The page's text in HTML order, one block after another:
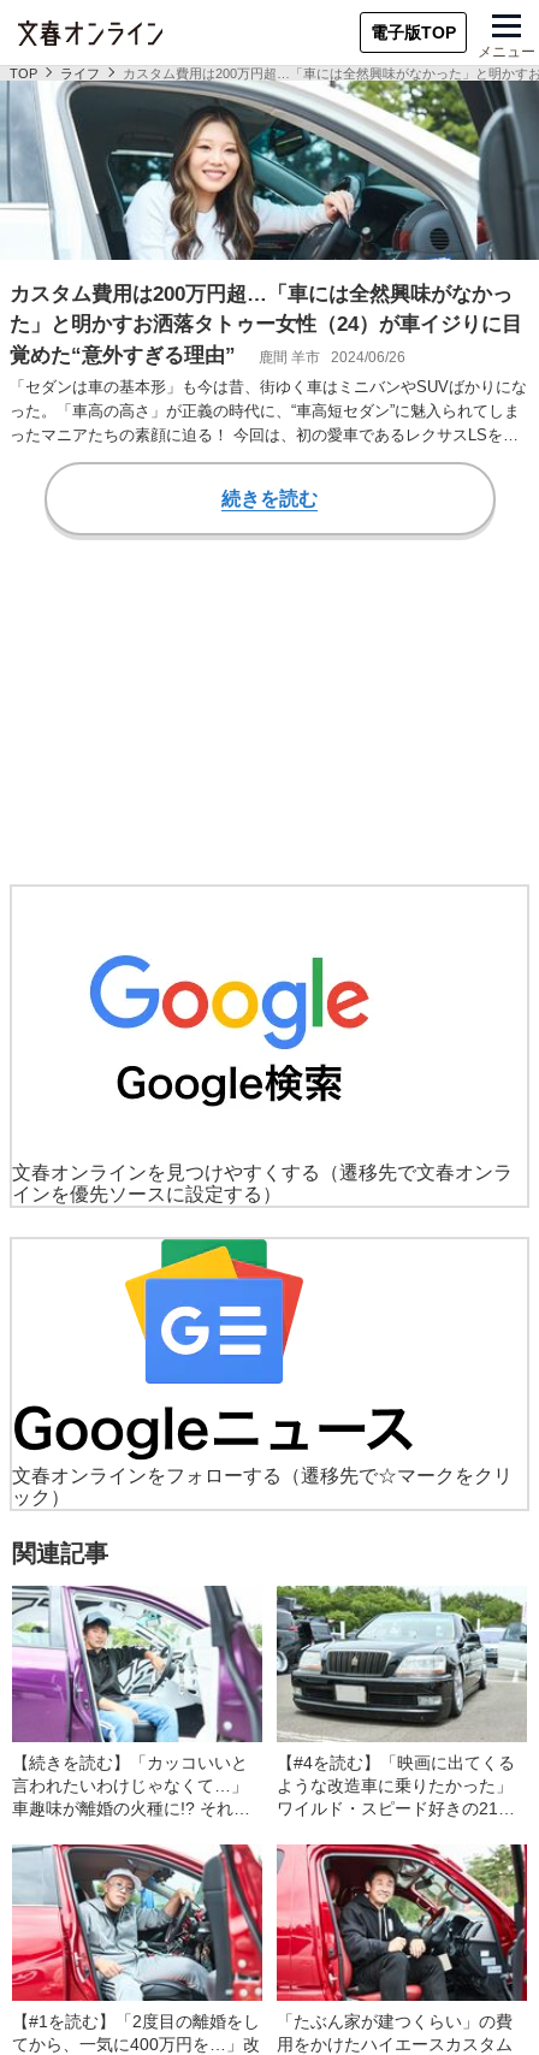
電子版TOP
メニュー
TOP ライフ カスタム費用は200万円超…「車には全然興味がなかった」と明かす
カスタム費用は200万円超…「車には全然興味がなかっ
た」と明かすお洒落タトゥー女性（24）が車イジりに目
覚めた“意外すぎる理由”
鹿間 羊市 2024/06/26
「セダンは車の基本形」も今は昔、街ゆく車はミニバンやSUVばかりにな
った。「車高の高さ」が正義の時代に、“車高短セダン”に魅入られてしま
ったマニアたちの素顔に迫る！ 今回は、初の愛車であるレクサスLSをカ
スタムする飲…
続きを読む
文春オンラインを見つけやすくする
（遷移先で文春オンラ
インを優先ソースに設定する）
文春オンラインをフォローする
（遷移先で☆マークをクリ
ック）
関連記事
【続きを読む】「カッコいいと
言われたいわけじゃなくて…」
車趣味が離婚の火種に!? それで
双”を続ける男性の“ヤバすぎる情
【#4を読む】「映画に出てくる
ような改造車に乗りたかった」
ワイルド・スピード好きの21歳
マジェスタ”を選んだ“納得の決め
手”
【#1を読む】「2度目の離婚をし
てから、一気に400万円を…」改
「たぶん家が建つくらい」の費
用をかけたハイエースカスタム